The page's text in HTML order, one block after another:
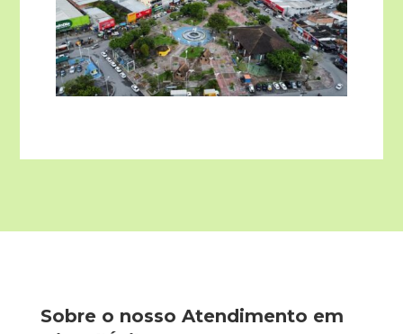
Sobre o nosso Atendimento em